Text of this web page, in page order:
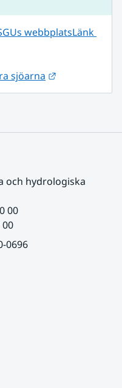
webbplatsLänk
sjöarna
och hydrologiska
00
0696